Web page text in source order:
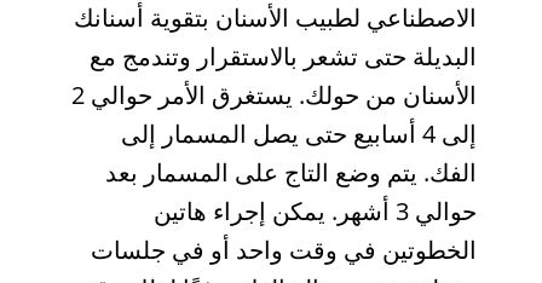
الاصطناعي لطبيب الأسنان بتقوية أسنانك
البديلة حتى تشعر بالاستقرار وتندمج مع
الأسنان من حولك. يستغرق الأمر حوالي 2
إلى 4 أسابيع حتى يصل المسمار إلى
الفك. يتم وضع التاج على المسمار بعد
حوالي 3 أشهر. يمكن إجراء هاتين
الخطوتين في وقت واحد أو في جلسات